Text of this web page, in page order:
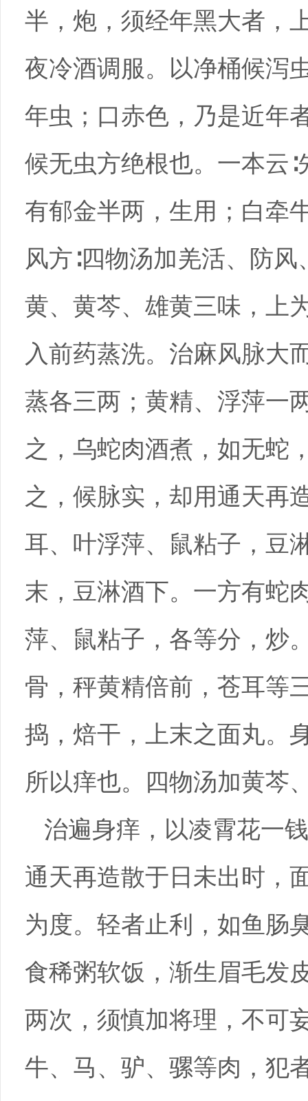
半，炮，须经年黑大者，
夜冷酒调服。以净桶候泻
年虫；口赤色，乃是近年
候无虫方绝根也。一本云
有郁金半两，生用；白牵
风方∶四物汤加羌活、防
黄、黄芩、雄黄三味，上
入前药蒸洗。治麻风脉大
蒸各三两；黄精、浮萍一
之，乌蛇肉酒煮，如无蛇
之，候脉实，却用通天再
耳、叶浮萍、鼠粘子，豆
末，豆淋酒下。一方有蛇
萍、鼠粘子，各等分，炒
骨，秤黄精倍前，苍耳等
捣，焙干，上末之面丸。
所以痒也。四物汤加黄芩
治遍身痒，以凌霄花一
通天再造散于日未出时，
为度。轻者止利，如鱼肠
食稀粥软饭，渐生眉毛发
两次，须慎加将理，不可
牛、马、驴、骡等肉，犯